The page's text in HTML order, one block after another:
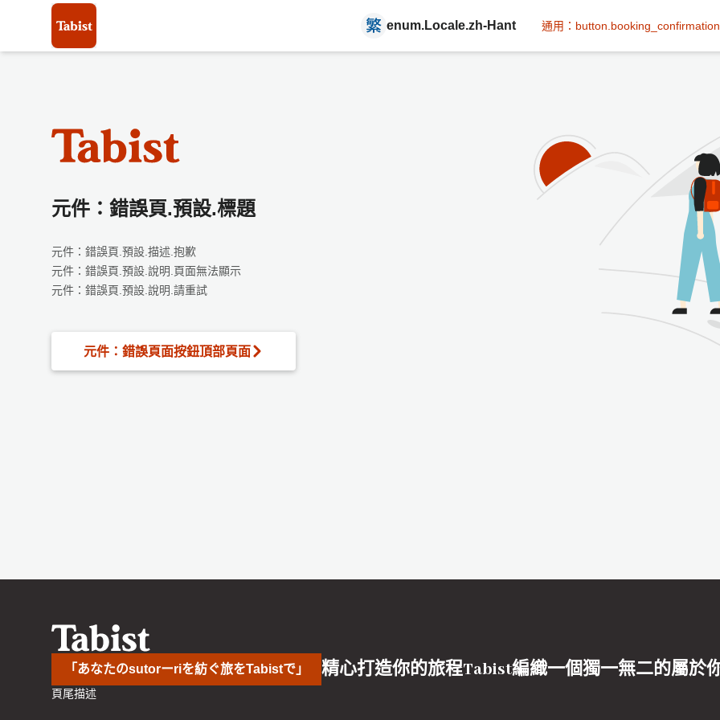
enum.Locale.zh-Hant 通用：button.booking_confirmation
元件：錯誤頁.預設.標題
元件：錯誤頁.預設.描述.抱歉
元件：錯誤頁.預設.說明.頁面無法顯示
元件：錯誤頁.預設.說明.請重試
元件：錯誤頁面按鈕頂部頁面
「あなたのsutorーriを紡ぐ旅をTabistで」 精心打造你的旅程Tabist編織一個獨一無二的屬於
頁尾描述